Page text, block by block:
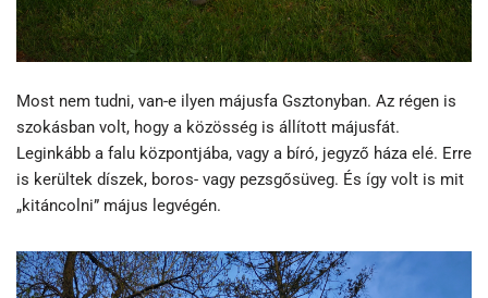
Most nem tudni, van-e ilyen májusfa Gsztonyban. Az régen is
szokásban volt, hogy a közösség is állított májusfát.
Leginkább a falu központjába, vagy a bíró, jegyző háza elé. Erre
is kerültek díszek, boros- vagy pezsgősüveg. És így volt is mit
„kitáncolni” május legvégén.